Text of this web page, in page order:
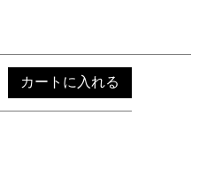
カートに入れる